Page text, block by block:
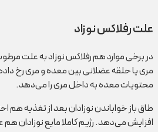
علت رفلاکس نوزاد
در برخی موارد هم رفلاکس نوزاد به علت
مری یا حلقه عضلانی بین معده و مری رخ
محتویات معده به داخل مری را می‌دهد.
طاق باز خواباندن نوزادان بعد از تغذیه هم
افزایش می‌دهد. رژیم کاملا مایع نوزادان